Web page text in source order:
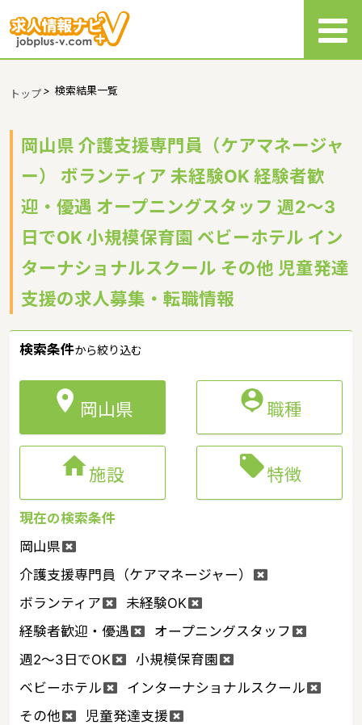
トップ> 検索結果一覧
岡山県 介護支援専門員（ケアマネージャ
ー） ボランティア 未経験OK 経験者歓
迎・優遇 オープニングスタッフ 週2～3
日でOK 小規模保育園 ベビーホテル イン
ターナショナルスクール その他 児童発達
支援の求人募集・転職情報
検索条件から絞り込む
 岡山県 職種
施設 特徴
現在の検索条件
岡山県
介護支援専門員（ケアマネージャー）
ボランティア
未経験OK
経験者歓迎・優遇
オープニングスタッフ
週2～3日でOK
小規模保育園
ベビーホテル
インターナショナルスクール
その他
児童発達支援